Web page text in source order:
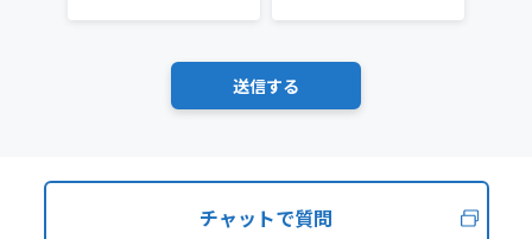
チャットで質問